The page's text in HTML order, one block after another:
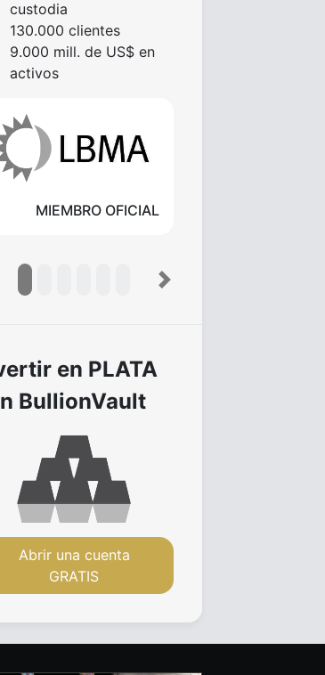
custodia
130.000 clientes
9.000 mill. de US$ en
activos
MIEMBRO OFICIAL
Next
en PLATA
BullionVault
Abrir una cuenta
GRATIS